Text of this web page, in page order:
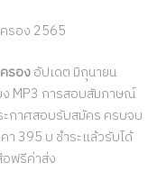
รอง 2565
รองอัปเดต มิถุนายน
ง MP3 การสอบสัมภาษณ์
ะกาศสอบรับสมัคร ครบจบ
า 395 บ ชำระแล้วรับได้
อฟรีค่าส่ง